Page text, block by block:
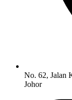
No. 62, Jalan
Johor